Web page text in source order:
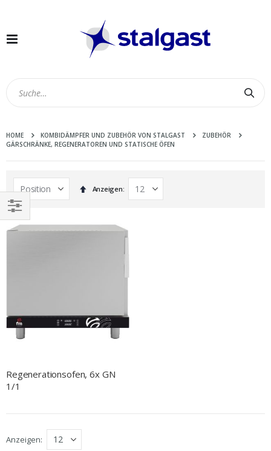
Navigation
HOME KOMBIDÄMPFER UND ZUBEHÖR VON STALGAST
ZUBEHÖR
GÄRSCHRÄNKE, REGENERATOREN UND STATISCHE ÖFEN
In
absteigender
Anzeigen
Regenerationsofen, 6x GN
1/1
Anzeigen
EINKAUFEN